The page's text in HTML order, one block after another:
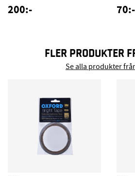
200:- 70:-
FLER PRODUKTER
Se alla produkter